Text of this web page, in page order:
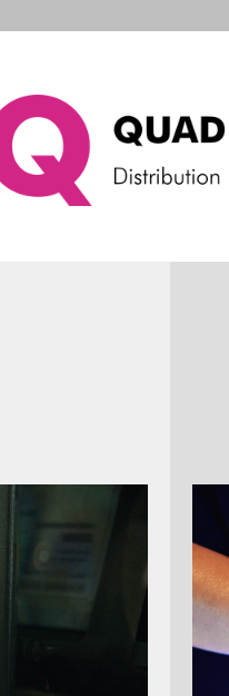
Consulting & Support
Produkteigenschaften